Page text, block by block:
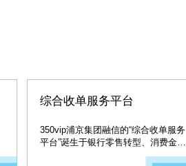
综合收单服务平台
350vip浦京集团融信的“综合收单服务
平台”诞生于银行零售转型、消费金融
以及互联网金融服务高速发展的时